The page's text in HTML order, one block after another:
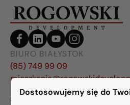
Dostosowujemy się do
BIURO BIAŁYSTOK
(85) 749 99 09
ul. Legionowa 28 lok. 202